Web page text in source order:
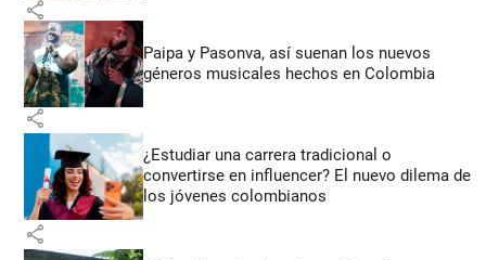
share
Paipa y Pasonva, así suenan los nuevos
géneros musicales hechos en Colombia
share
¿Estudiar una carrera tradicional o
convertirse en influencer? El nuevo dilema de
los jóvenes colombianos
share